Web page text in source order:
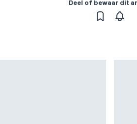
Deel of bewaar dit